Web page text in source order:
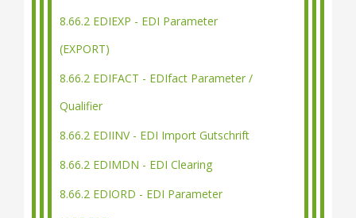
8.66.2 EDIEXP - EDI Parameter
(EXPORT)
8.66.2 EDIFACT - EDIfact Parameter /
Qualifier
8.66.2 EDIINV - EDI Import Gutschrift
8.66.2 EDIMDN - EDI Clearing
8.66.2 EDIORD - EDI Parameter